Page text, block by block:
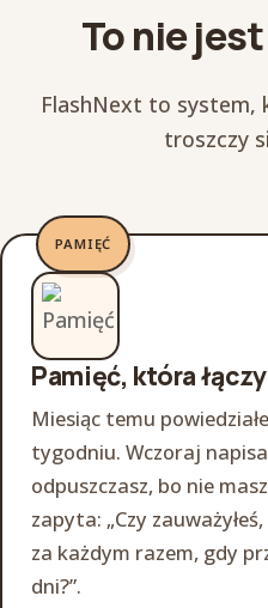
To nie
FlashNext to system,
troszczy
PAMIĘĆ
Pamięć, która
Miesiąc temu
tygodniu. Wczoraj
odpuszczasz, bo nie
zapyta: „Czy
za każdym razem, gdy
dni?”.